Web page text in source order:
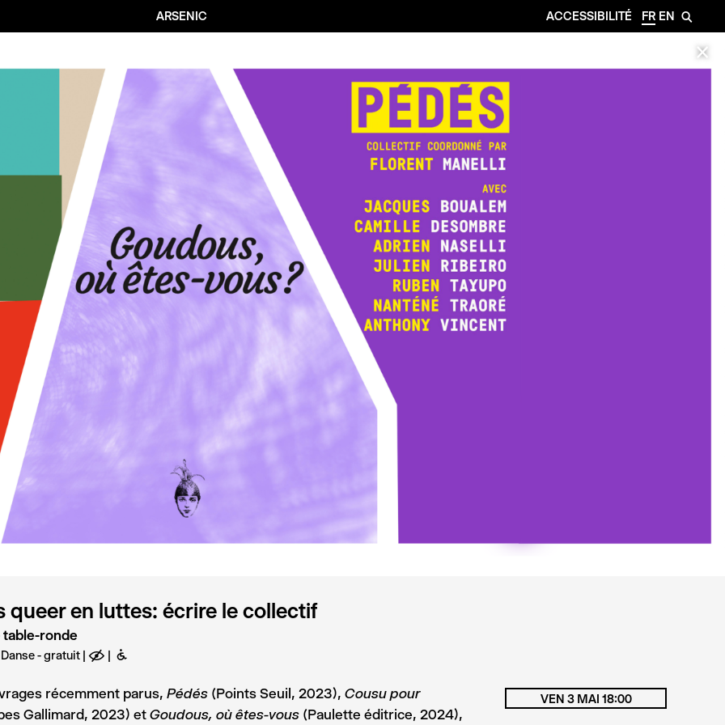
ARSENIC ACCESSIBILITÉ FR EN 🔎
✕
queer en luttes: écrire le collectif
table-ronde
- gratuit E B
récemment parus, Pédés (Points Seuil, 2023), Cousu pour
Gallimard, 2023) et Goudous, où êtes-vous (Paulette éditrice, 2024),
VEN 3 MAI 18:00